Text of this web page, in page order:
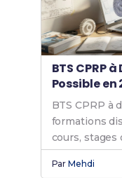
BTS CPRP
Possible en
BTS CPRP à
formations
cours, stages
Découvre si
ParMehdi